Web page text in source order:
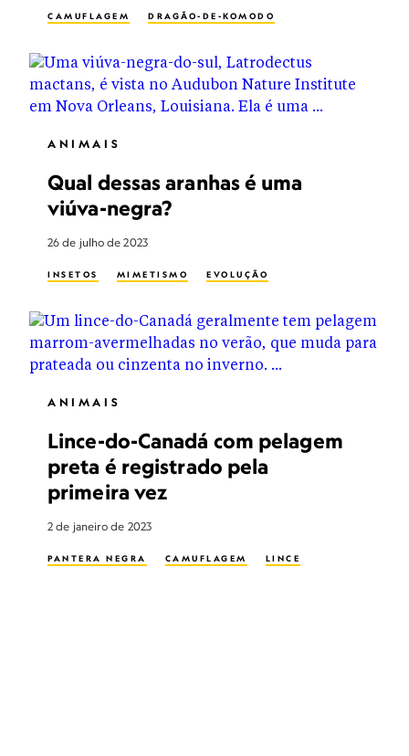
CAMUFLAGEM DRAGÃO-DE-KOMODO
ANIMAIS
Qual dessas aranhas é uma
viúva-negra?
26 de julho de 2023
INSETOS MIMETISMO EVOLUÇÃO
ANIMAIS
Lince-do-Canadá com pelagem
preta é registrado pela
primeira vez
2 de janeiro de 2023
PANTERA NEGRA CAMUFLAGEM LINCE